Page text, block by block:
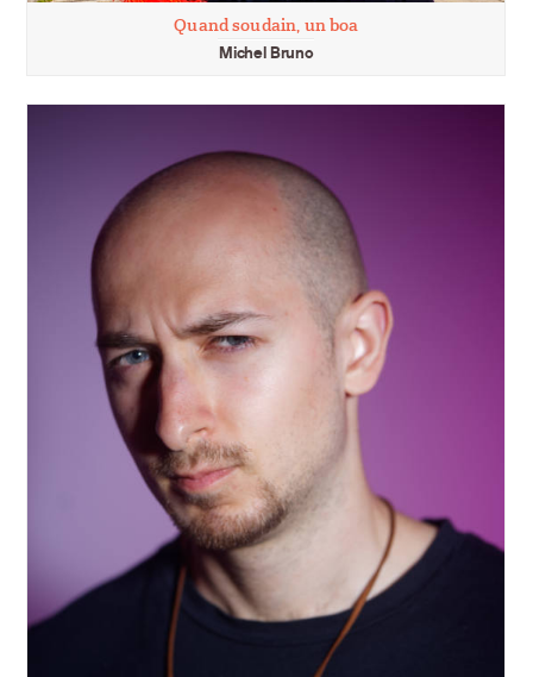
Quand soudain, un boa
Michel Bruno